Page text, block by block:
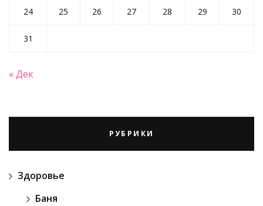
24 25 26 27 28 29 30
31
« Дек
РУБРИКИ
Здоровье
Баня